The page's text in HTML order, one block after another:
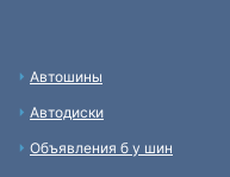
Автошины
Автодиски
Объявления б у шин